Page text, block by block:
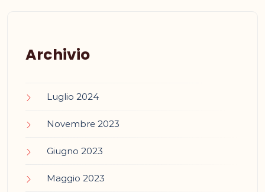
Archivio
Luglio 2024
Novembre 2023
Giugno 2023
Maggio 2023